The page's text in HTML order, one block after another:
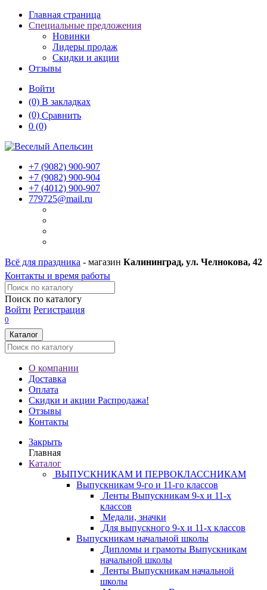
Главная страница
Специальные предложения
Новинки
Лидеры продаж
Скидки и акции
Отзывы
Войти
(0) В закладках
(0) Сравнить
0 (0)
+7 (9082) 900-907
+7 (9082) 900-904
+7 (4012) 900-907
779725@mail.ru
Всё для праздника - магазин Калининград, ул. Челнокова, 42
Контакты и время работы
Поиск по каталогу
Войти Регистрация
0
Каталог
О компании
Доставка
Оплата
Скидки и акции Распродажа!
Отзывы
Контакты
Закрыть
Главная
Каталог
ВЫПУСКНИКАМ И ПЕРВОКЛАССНИКАМ
Выпускникам 9-го и 11-го классов
Ленты Выпускникам 9-х и 11-х
классов
Медали, значки
Для выпускного 9-х и 11-х классов
Выпускникам начальной школы
Дипломы и грамоты Выпускникам
начальной школы
Ленты Выпускникам начальной
школы